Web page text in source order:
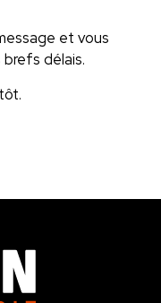
et vous
brefs délais.